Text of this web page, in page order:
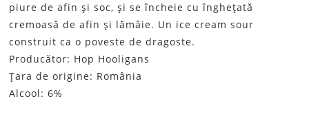
piure de afin și soc, și se încheie cu înghețată
cremoasă de afin și lămâie. Un ice cream sour
construit ca o poveste de dragoste.
Producător: Hop Hooligans
Țara de origine: România
Alcool: 6%